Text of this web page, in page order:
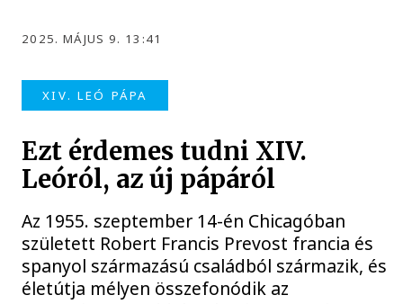
2025. MÁJUS 9. 13:41
XIV. LEÓ PÁPA
Ezt érdemes tudni XIV.
Leóról, az új pápáról
Az 1955. szeptember 14-én Chicagóban
született Robert Francis Prevost francia és
spanyol származású családból származik, és
életútja mélyen összefonódik az